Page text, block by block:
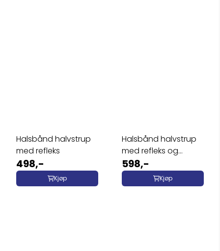
Halsbånd halvstrup
med refleks
498,-
Kjøp
Halsbånd halvstrup
med refleks og
broderi
598,-
Kjøp